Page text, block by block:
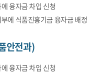
융자금 차입 신청
에 식품진흥기금 융자금 배정
안전과)
융자금 차입 신청